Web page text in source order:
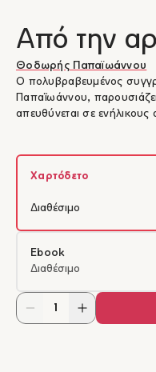
Από την
Θοδωρής Παπαϊωάννου
Ο πολυβραβευμένος
Παπαϊωάννου,
απευθύνεται σε ενήλικους
Χαρτόδετο
Διαθέσιμο
Ebook
Διαθέσιμο